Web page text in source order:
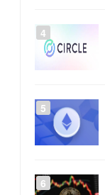
4
5
6